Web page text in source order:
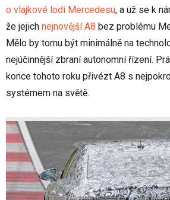
o vlajkové lodi Mercedesu, a už se k
že jejich nejnovější A8 bez problému
Mělo by tomu být minimálně na
nejúčinnější zbraní autonomní řízení.
konce tohoto roku přivézt A8 s
systémem na světě.